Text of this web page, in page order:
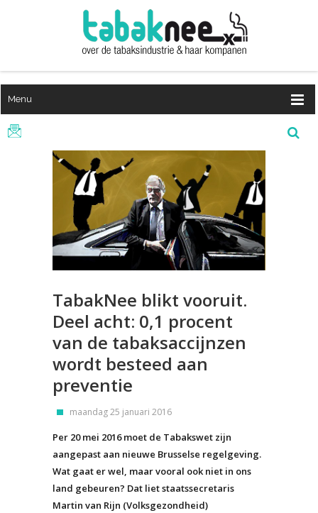
Menu
TabakNee blikt vooruit.
Deel acht: 0,1 procent
van de tabaksaccijnzen
wordt besteed aan
preventie
maandag 25 januari 2016
Per 20 mei 2016 moet de Tabakswet zijn
aangepast aan nieuwe Brusselse regelgeving.
Wat gaat er wel, maar vooral ook niet in ons
land gebeuren? Dat liet staatssecretaris
Martin van Rijn (Volksgezondheid)